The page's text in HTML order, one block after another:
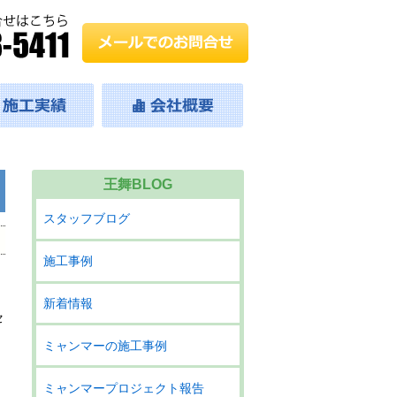
王舞BLOG
スタッフブログ
施工事例
新着情報
ミャンマーの施工事例
ミャンマープロジェクト報告